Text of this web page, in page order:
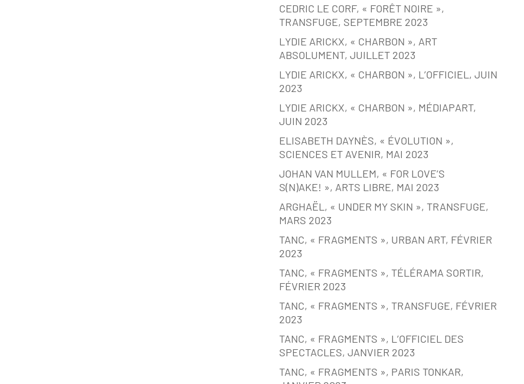
CEDRIC LE CORF, « FORÊT NOIRE »,
TRANSFUGE, SEPTEMBRE 2023
LYDIE ARICKX, « CHARBON », ART
ABSOLUMENT, JUILLET 2023
LYDIE ARICKX, « CHARBON », L’OFFICIEL, JUIN
2023
LYDIE ARICKX, « CHARBON », MÉDIAPART,
JUIN 2023
ELISABETH DAYNÈS, « ÉVOLUTION »,
SCIENCES ET AVENIR, MAI 2023
JOHAN VAN MULLEM, « FOR LOVE’S
S(N)AKE! », ARTS LIBRE, MAI 2023
ARGHAËL, « UNDER MY SKIN », TRANSFUGE,
MARS 2023
TANC, « FRAGMENTS », URBAN ART, FÉVRIER
2023
TANC, « FRAGMENTS », TÉLÉRAMA SORTIR,
FÉVRIER 2023
TANC, « FRAGMENTS », TRANSFUGE, FÉVRIER
2023
TANC, « FRAGMENTS », L’OFFICIEL DES
SPECTACLES, JANVIER 2023
TANC, « FRAGMENTS », PARIS TONKAR,